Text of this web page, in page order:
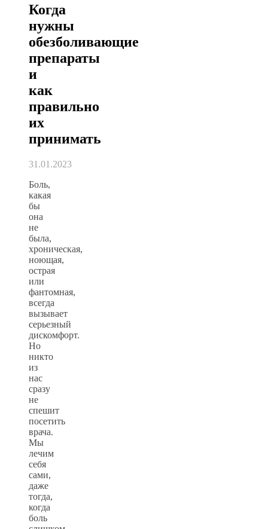
Когда
нужны
обезболивающие
препараты
и
как
правильно
их
принимать
31.01.2023
Боль,
какая
бы
она
не
была,
хроническая,
ноющая,
острая
или
фантомная,
всегда
вызывает
серьезный
дискомфорт.
Но
никто
из
нас
сразу
не
спешит
посетить
врача.
Мы
лечим
себя
сами,
даже
тогда,
когда
боль